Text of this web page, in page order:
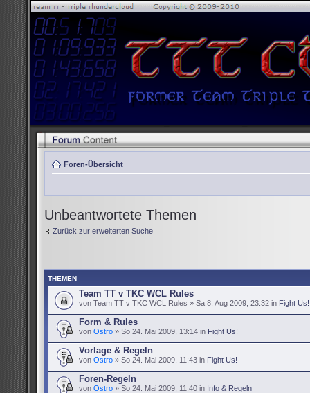
Foren-Übersicht
Unbeantwortete Themen
Zurück zur erweiterten Suche
THEMEN
Team TT v TKC WCL Rules
von Team TT v TKC WCL Rules » Sa 8. Aug 2009, 23:32 in Fight Us!
Form & Rules
von Ostro » So 24. Mai 2009, 13:14 in Fight Us!
Vorlage & Regeln
von Ostro » So 24. Mai 2009, 11:43 in Fight Us!
Foren-Regeln
von Ostro » So 24. Mai 2009, 11:40 in Info & Regeln